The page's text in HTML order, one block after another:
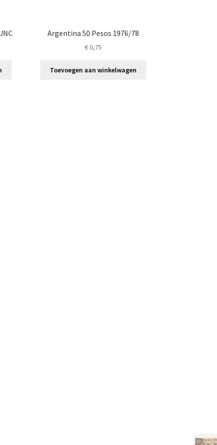
Argentina 50 Pesos 1976/78
€0,75
Toevoegen aan winkelwagen